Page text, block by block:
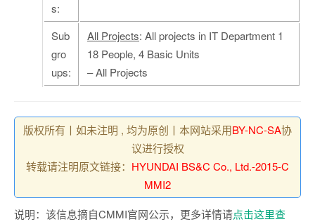
s:
Sub
gro
ups:
All Projects: All projects in IT Department 1
18 People, 4 Basic Units
– All Projects
版权所有丨如未注明 , 均为原创丨本网站采用BY-NC-SA协
议进行授权
转载请注明原文链接： HYUNDAI BS&C Co., Ltd.-2015-C
MMI2
说明：该信息摘自CMMI官网公示，更多详情请点击这里查